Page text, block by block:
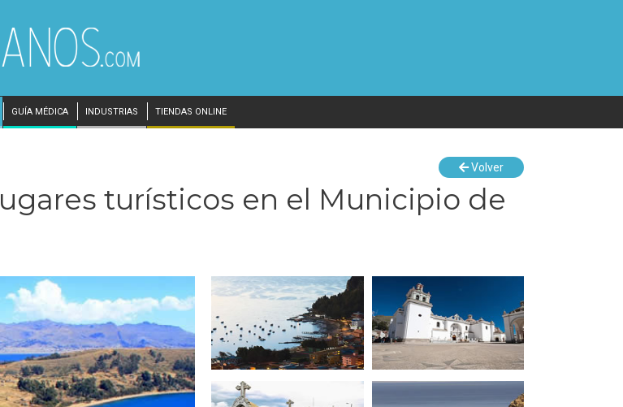
GUÍA MÉDICA INDUSTRIAS TIENDAS ONLINE
Volver
turísticos en el Municipio de